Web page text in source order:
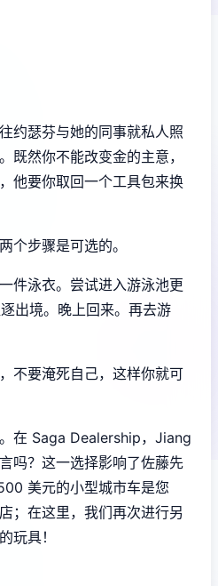
约瑟芬与她的同事就私人照
既然你不能改变金的主意，
他要你取回一个工具包来换
个步骤是可选的。
件泳衣。尝试进入游泳池更
出境。晚上回来。再去游
不要淹死自己，这样你就可
在 Saga Dealership，Jiang
吗？这一选择影响了佐藤先
美元的小型城市车是您
；在这里，我们再次进行另
玩具！